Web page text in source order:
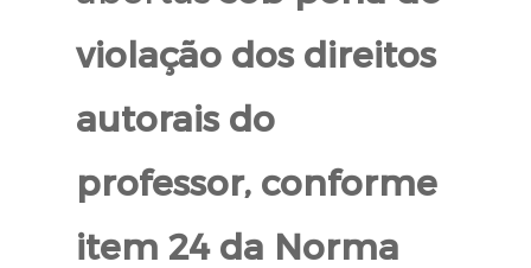
violação dos direitos
autorais do
professor, conforme
item 24 da Norma